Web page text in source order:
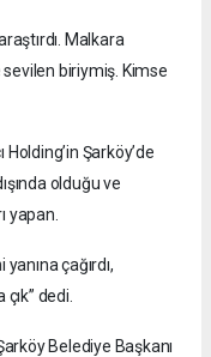
Malkara
biriymiş. Kimse
Şarköy’de
olduğu ve
yapan.
çağırdı,
dedi.
Belediye Başkanı